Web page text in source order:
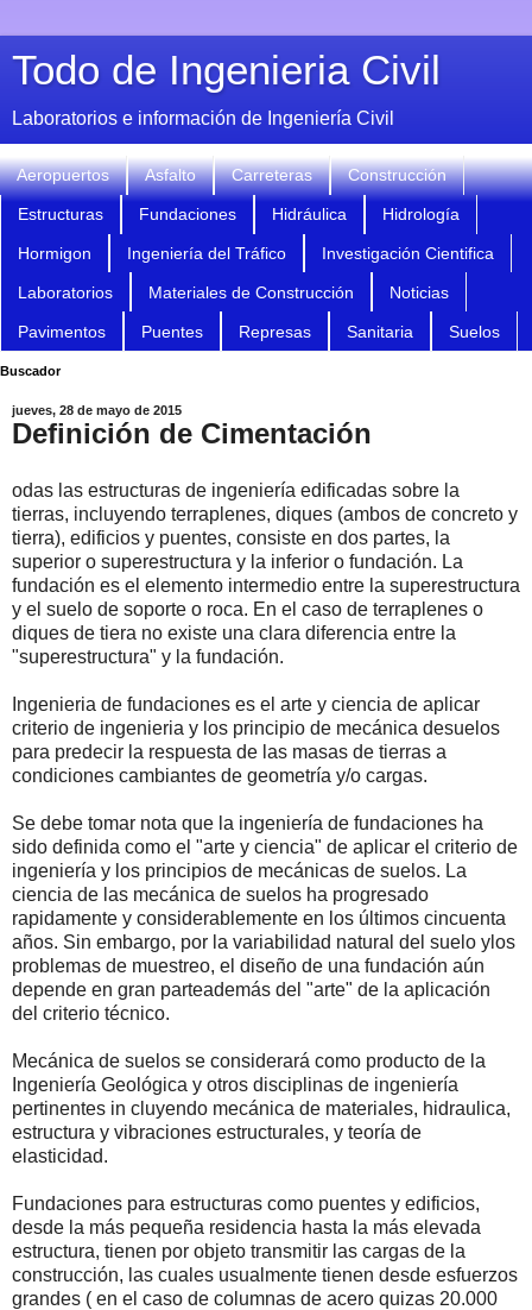
Todo de Ingenieria Civil
Laboratorios e información de Ingeniería Civil
Aeropuertos Asfalto Carreteras Construcción
Estructuras Fundaciones Hidráulica Hidrología
Hormigon Ingeniería del Tráfico Investigación Cientifica
Laboratorios Materiales de Construcción Noticias
Pavimentos Puentes Represas Sanitaria Suelos
Buscador
jueves, 28 de mayo de 2015
Definición de Cimentación
odas las estructuras de ingeniería edificadas sobre la
tierras, incluyendo terraplenes, diques (ambos de concreto y
tierra), edificios y puentes, consiste en dos partes, la
superior o superestructura y la inferior o fundación. La
fundación es el elemento intermedio entre la superestructura
y el suelo de soporte o roca. En el caso de terraplenes o
diques de tiera no existe una clara diferencia entre la
"superestructura" y la fundación.
Ingenieria de fundaciones es el arte y ciencia de aplicar
criterio de ingenieria y los principio de mecánica desuelos
para predecir la respuesta de las masas de tierras a
condiciones cambiantes de geometría y/o cargas.
Se debe tomar nota que la ingeniería de fundaciones ha
sido definida como el "arte y ciencia" de aplicar el criterio de
ingeniería y los principios de mecánicas de suelos. La
ciencia de las mecánica de suelos ha progresado
rapidamente y considerablemente en los últimos cincuenta
años. Sin embargo, por la variabilidad natural del suelo ylos
problemas de muestreo, el diseño de una fundación aún
depende en gran parteademás del "arte" de la aplicación
del criterio técnico.
Mecánica de suelos se considerará como producto de la
Ingeniería Geológica y otros disciplinas de ingeniería
pertinentes in cluyendo mecánica de materiales, hidraulica,
estructura y vibraciones estructurales, y teoría de
elasticidad.
Fundaciones para estructuras como puentes y edificios,
desde la más pequeña residencia hasta la más elevada
estructura, tienen por objeto transmitir las cargas de la
construcción, las cuales usualmente tienen desde esfuerzos
grandes ( en el caso de columnas de acero quizas 20.000